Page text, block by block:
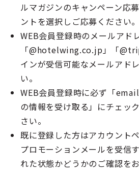
ルマガジンのキャンペーン応
ントを選択しご応募ください。
WEB会員登録時のメールアド
「@hotelwing.co.jp」「
インが受信可能なメールアド
い。
WEB会員登録時に必ず「
の情報を受け取る」にチェッ
さい。
既に登録した方はアカウント
プロモーションメールを受信
れた状態かどうかのご確認を